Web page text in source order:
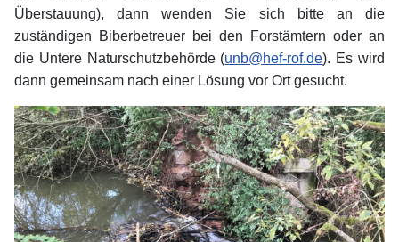
Überstauung), dann wenden Sie sich bitte an die
zuständigen Biberbetreuer bei den Forstämtern oder an
die Untere Naturschutzbehörde (unb@hef-rof.de). Es wird
dann gemeinsam nach einer Lösung vor Ort gesucht.